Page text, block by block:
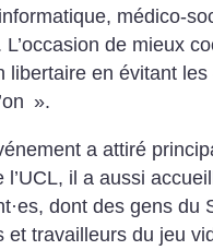
médico-
L’occasion de mieux
libertaire en évitant les
».
a attiré
l’UCL, il a aussi
·es, dont des gens du
et travailleurs du jeu